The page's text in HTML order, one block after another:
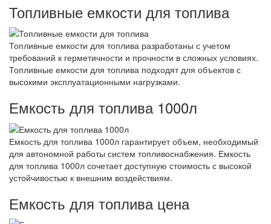
Топливные емкости для топлива
Топливные емкости для топлива разработаны с учетом
требований к герметичности и прочности в сложных условиях.
Топливные емкости для топлива подходят для объектов с
высокими эксплуатационными нагрузками.
Емкость для топлива 1000л
Емкость для топлива 1000л гарантирует объем, необходимый
для автономной работы систем топливоснабжения. Емкость
для топлива 1000л сочетает доступную стоимость с высокой
устойчивостью к внешним воздействиям.
Емкость для топлива цена